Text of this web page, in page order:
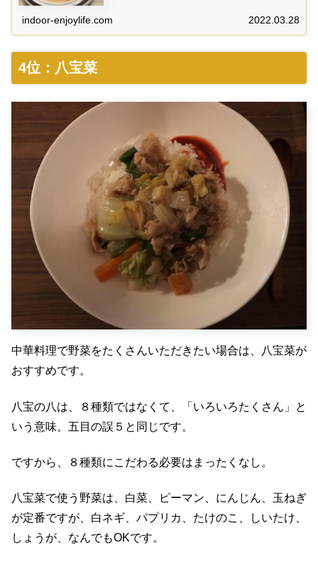
indoor-enjoylife.com 2022.03.28
4位：八宝菜
中華料理で野菜をたくさんいただきたい場合は、八宝菜が
おすすめです。
八宝の八は、８種類ではなくて、「いろいろたくさん」と
いう意味。五目の誤５と同じです。
ですから、８種類にこだわる必要はまったくなし。
八宝菜で使う野菜は、白菜、ピーマン、にんじん、玉ねぎ
が定番ですが、白ネギ、パプリカ、たけのこ、しいたけ、
しょうが、なんでもOKです。